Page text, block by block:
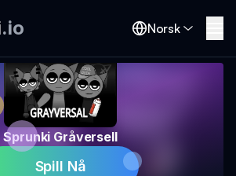
.io Norsk
Sprunki Gråversell
Spill Nå